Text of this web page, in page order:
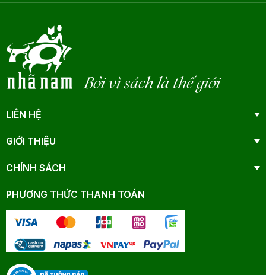
Bởi vì sách là thế giới
LIÊN HỆ
GIỚI THIỆU
CHÍNH SÁCH
PHƯƠNG THỨC THANH TOÁN